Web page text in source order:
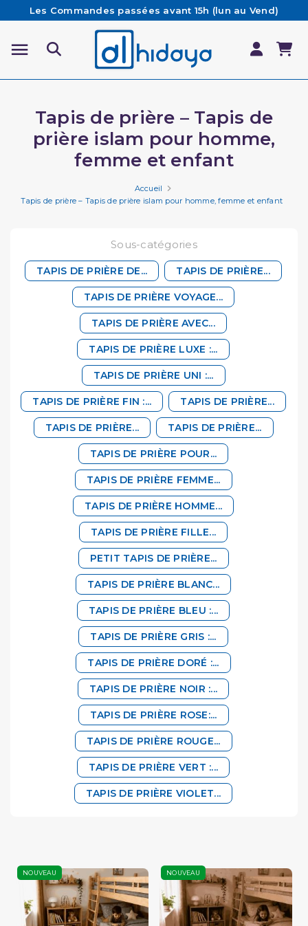
Les Commandes passées avant 15h (lun au Vend)
sont préparées et expédiées le jour même
Besoin d'aide ? Retrouvez notre FAQ
Livraison offerte à partir de 65€ d'achat*
Tapis de prière – Tapis de
prière islam pour homme,
femme et enfant
Accueil
Tapis de prière – Tapis de prière islam pour homme, femme et enfant
Sous-catégories
TAPIS DE PRIÈRE DE... TAPIS DE PRIÈRE...
TAPIS DE PRIÈRE VOYAGE...
TAPIS DE PRIÈRE AVEC...
TAPIS DE PRIÈRE LUXE :...
TAPIS DE PRIÈRE UNI :...
TAPIS DE PRIÈRE FIN :... TAPIS DE PRIÈRE...
TAPIS DE PRIÈRE... TAPIS DE PRIÈRE...
TAPIS DE PRIÈRE POUR...
TAPIS DE PRIÈRE FEMME...
TAPIS DE PRIÈRE HOMME...
TAPIS DE PRIÈRE FILLE...
PETIT TAPIS DE PRIÈRE...
TAPIS DE PRIÈRE BLANC...
TAPIS DE PRIÈRE BLEU :...
TAPIS DE PRIÈRE GRIS :...
TAPIS DE PRIÈRE DORÉ :...
TAPIS DE PRIÈRE NOIR :...
TAPIS DE PRIÈRE ROSE:...
TAPIS DE PRIÈRE ROUGE...
TAPIS DE PRIÈRE VERT :...
TAPIS DE PRIÈRE VIOLET...
NOUVEAU NOUVEAU